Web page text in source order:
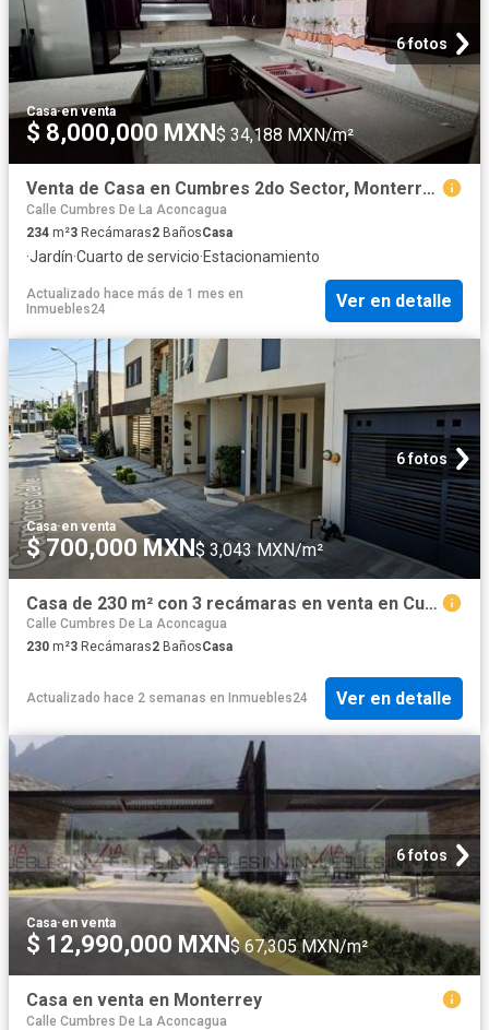
6 fotos
Casa·en venta
$ 8,000,000 MXN$ 34,188 MXN/m²
Venta de Casa en Cumbres 2do Sector, Monterrey
Calle Cumbres De La Aconcagua
234 m²3 Recámaras2 BañosCasa
·Jardín·Cuarto de servicio·Estacionamiento
Actualizado hace más de 1 mes en
Inmuebles24
Ver en detalle
6 fotos
Casa·en venta
$ 700,000 MXN$ 3,043 MXN/m²
Casa de 230 m² con 3 recámaras en venta en Cumbres Elite
Calle Cumbres De La Aconcagua
230 m²3 Recámaras2 BañosCasa
Actualizado hace 2 semanas en Inmuebles24 Ver en detalle
6 fotos
Casa·en venta
$ 12,990,000 MXN$ 67,305 MXN/m²
Casa en venta en Monterrey
Calle Cumbres De La Aconcagua